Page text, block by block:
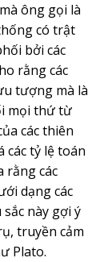
ông gọi là
có trật
bởi các
rằng các
tượng mà là
mọi thứ từ
các thiên
các tỷ lệ toán
rằng các
dạng các
này gợi ý
truyền cảm
Plato.